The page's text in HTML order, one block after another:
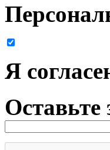
Я
Оставьте